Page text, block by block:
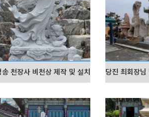
및 설치
송 천장사 비천상 제작 및 설치 당진 최회장